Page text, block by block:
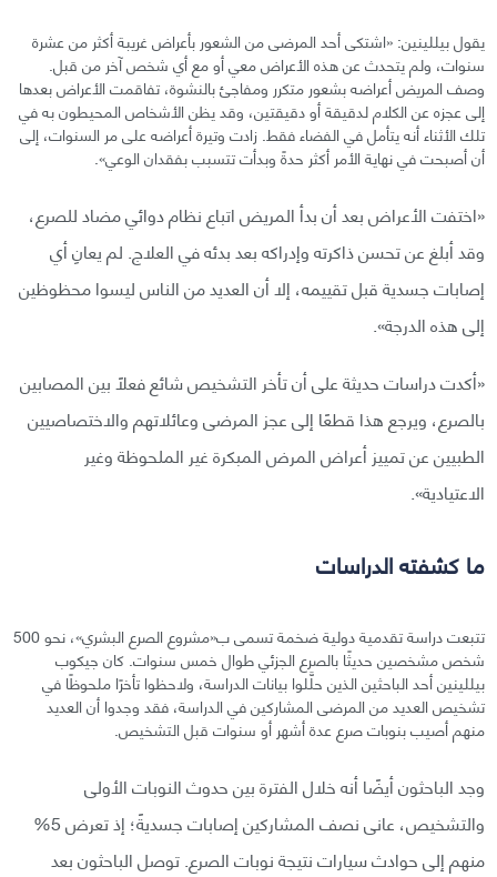
يقول بيللينين: «اشتكى أحد المرضى من الشعور بأعراض غريبة أكثر من عشرة
سنوات، ولم يتحدث عن هذه الأعراض معي أو مع أي شخص آخر من قبل.
وصف المريض أعراضه بشعور متكرر ومفاجئ بالنشوة، تفاقمت الأعراض بعدها
إلى عجزه عن الكلام لدقيقة أو دقيقتين، وقد يظن الأشخاص المحيطون به في
تلك الأثناء أنه يتأمل في الفضاء فقط. زادت وتيرة أعراضه على مر السنوات، إلى
أن أصبحت في نهاية الأمر أكثر حدةً وبدأت تتسبب بفقدان الوعي».
«اختفت الأعراض بعد أن بدأ المريض اتباع نظام دوائي مضاد للصرع،
وقد أبلغ عن تحسن ذاكرته وإدراكه بعد بدئه في العلاج. لم يعانِ أي
إصابات جسدية قبل تقييمه، إلا أن العديد من الناس ليسوا محظوظين
إلى هذه الدرجة».
«أكدت دراسات حديثة على أن تأخر التشخيص شائع فعلًا بين المصابين
بالصرع، ويرجع هذا قطعًا إلى عجز المرضى وعائلاتهم والاختصاصيين
الطبيين عن تمييز أعراض المرض المبكرة غير الملحوظة وغير
الاعتيادية».
ما كشفته الدراسات
تتبعت دراسة تقدمية دولية ضخمة تسمى ب«مشروع الصرع البشري»، نحو 500
شخص مشخصين حديثًا بالصرع الجزئي طوال خمس سنوات. كان جيكوب
بيللينين أحد الباحثين الذين حلَّلوا بيانات الدراسة، ولاحظوا تأخرًا ملحوظًا في
تشخيص العديد من المرضى المشاركين في الدراسة، فقد وجدوا أن العديد
منهم أصيب بنوبات صرع عدة أشهر أو سنوات قبل التشخيص.
وجد الباحثون أيضًا أنه خلال الفترة بين حدوث النوبات الأولى
والتشخيص، عانى نصف المشاركين إصابات جسديةً؛ إذ تعرض 5%
منهم إلى حوادث سيارات نتيجة نوبات الصرع. توصل الباحثون بعد